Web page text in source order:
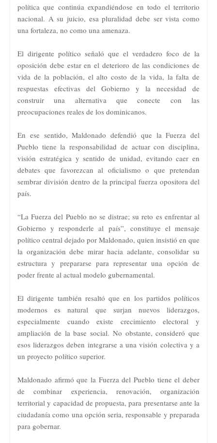
política que continúa expandiéndose en todo el territorio
nacional. A su juicio, esa pluralidad debe ser vista como
una fortaleza, no como una amenaza.
El dirigente político señaló que el verdadero foco de la
oposición debe estar en el deterioro de las condiciones de
vida de la población, el alto costo de la vida, la falta de
respuestas efectivas del Gobierno y la necesidad de
construir una alternativa que conecte con las
preocupaciones reales de los dominicanos.
En ese sentido, Maldonado defendió que la Fuerza del
Pueblo tiene la responsabilidad de actuar con disciplina,
visión estratégica y sentido de unidad, evitando caer en
debates que favorezcan al oficialismo o que pretendan
sembrar división dentro de la principal fuerza opositora del
país.
“La Fuerza del Pueblo no se distrae; su reto es enfrentar al
Gobierno y responderle al país”, constituye el mensaje
político central dejado por Maldonado, quien insistió en que
la organización debe mirar hacia adelante, consolidar su
estructura y prepararse para representar una opción de
poder frente al actual modelo gubernamental.
El dirigente también resaltó que en los partidos políticos
modernos es natural que surjan nuevos liderazgos,
especialmente cuando existe crecimiento electoral y
ampliación de la base social. No obstante, consideró que
esos liderazgos deben integrarse a una visión colectiva y a
un proyecto político superior.
Maldonado afirmó que la Fuerza del Pueblo tiene el deber
de combinar experiencia, renovación, organización
territorial y capacidad de propuesta, para presentarse ante la
ciudadanía como una opción seria, responsable y preparada
para gobernar.